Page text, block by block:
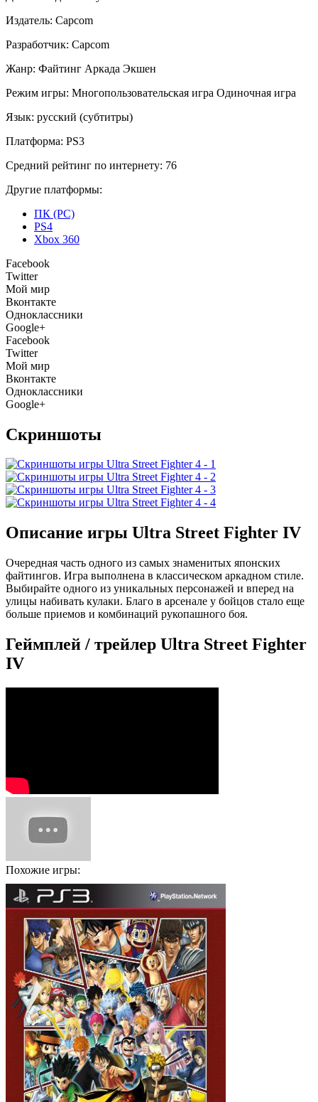
Издатель: Capcom
Разработчик: Capcom
Жанр: Файтинг Аркада Экшен
Режим игры: Многопользовательская игра Одиночная игра
Язык: русский (субтитры)
Платформа: PS3
Средний рейтинг по интернету: 76
Другие платформы:
ПК (PC)
PS4
Xbox 360
Facebook
Twitter
Мой мир
Вконтакте
Одноклассники
Google+
Facebook
Twitter
Мой мир
Вконтакте
Одноклассники
Google+
Скриншоты
Описание игры Ultra Street Fighter IV
Очередная часть одного из самых знаменитых японских
файтингов. Игра выполнена в классическом аркадном стиле.
Выбирайте одного из уникальных персонажей и вперед на
улицы набивать кулаки. Благо в арсенале у бойцов стало еще
больше приемов и комбинаций рукопашного боя.
Геймплей / трейлер Ultra Street Fighter
IV
Похожие игры: